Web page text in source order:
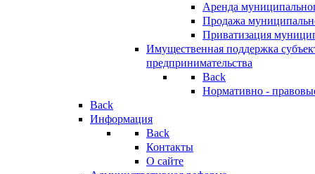
Аренда
Продажа
Приватизация
Имущественная поддержка
предпринимательства
Back
Нормативно -
Back
Информация
Back
Контакты
О сайте